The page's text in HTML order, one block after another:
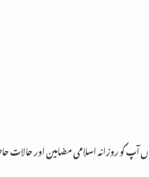
آپ کو روزانہ اسلامی مضامین اور